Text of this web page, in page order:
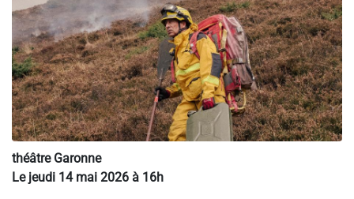
théâtre Garonne
Le jeudi 14 mai 2026 à 16h